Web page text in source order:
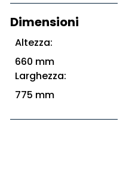
Dimensioni
Altezza:
660 mm
Larghezza:
775 mm